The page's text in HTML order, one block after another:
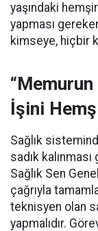
yaşındaki
yapması
kimseye, hiçbir
İşini
Sağlık
sadık
Sağlık Sen
çağrıyla
teknisyen olan
yapmalıdır.